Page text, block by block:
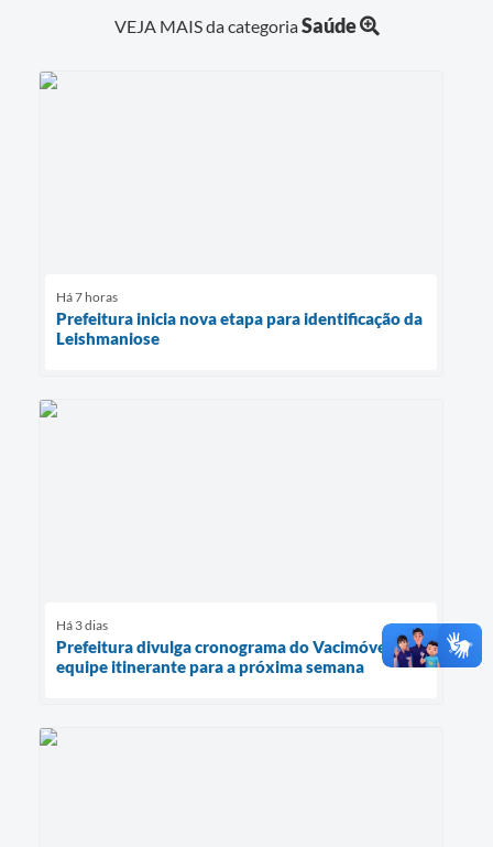
VEJA MAIS da categoriaSaúde
Há 7 horas
Prefeitura inicia nova etapa para identificação da
Leishmaniose
Há 3 dias
Prefeitura divulga cronograma do Vacimóvel e da
equipe itinerante para a próxima semana